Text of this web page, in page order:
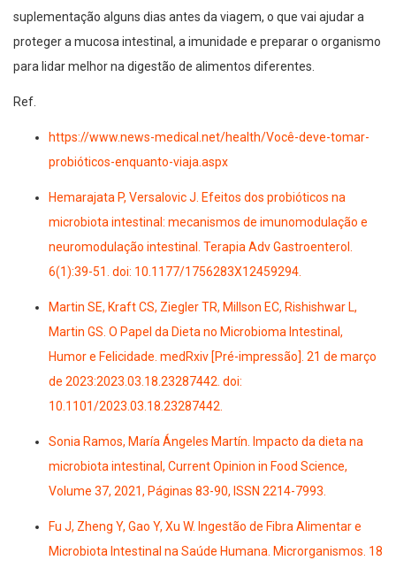
suplementação alguns dias antes da viagem, o que vai ajudar a
proteger a mucosa intestinal, a imunidade e preparar o organismo
para lidar melhor na digestão de alimentos diferentes.
Ref.
https://www.news-medical.net/health/Você-deve-tomar-
probióticos-enquanto-viaja.aspx
Hemarajata P, Versalovic J. Efeitos dos probióticos na
microbiota intestinal: mecanismos de imunomodulação e
neuromodulação intestinal. Terapia Adv Gastroenterol.
6(1):39-51. doi: 10.1177/1756283X12459294.
Martin SE, Kraft CS, Ziegler TR, Millson EC, Rishishwar L,
Martin GS. O Papel da Dieta no Microbioma Intestinal,
Humor e Felicidade. medRxiv [Pré-impressão]. 21 de março
de 2023:2023.03.18.23287442. doi:
10.1101/2023.03.18.23287442.
Sonia Ramos, María Ángeles Martín. Impacto da dieta na
microbiota intestinal, Current Opinion in Food Science,
Volume 37, 2021, Páginas 83-90, ISSN 2214-7993.
Fu J, Zheng Y, Gao Y, Xu W. Ingestão de Fibra Alimentar e
Microbiota Intestinal na Saúde Humana. Microrganismos. 18